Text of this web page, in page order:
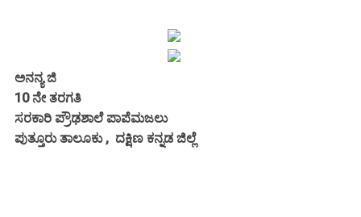
ಅನನ್ಯ ಜಿ
10 ನೇ ತರಗತಿ
ಸರಕಾರಿ ಪ್ರೌಢಶಾಲೆ ಪಾಪೆಮಜಲು
ಪುತ್ತೂರು ತಾಲೂಕು , ದಕ್ಷಿಣ ಕನ್ನಡ ಜಿಲ್ಲೆ